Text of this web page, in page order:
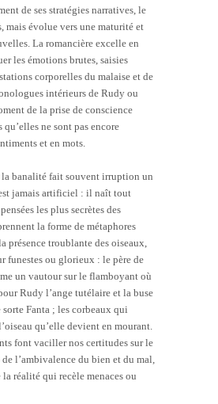
de ses stratégies narratives, le
mais évolue vers une maturité et
La romancière excelle en
les émotions brutes, saisies
corporelles du malaise et de
intérieurs de Rudy ou
de la prise de conscience
ne sont pas encore
et en mots.
la banalité fait souvent irruption un
jamais artificiel : il naît tout
les plus secrètes des
la forme de métaphores
présence troublante des oiseaux,
funestes ou glorieux : le père de
un vautour sur le flamboyant où
Rudy l’ange tutélaire et la buse
Fanta ; les corbeaux qui
qu’elle devient en mourant.
font vaciller nos certitudes sur le
l’ambivalence du bien et du mal,
réalité qui recèle menaces ou